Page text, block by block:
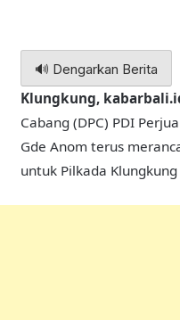
🔊 Dengarkan Berita
Klungkung,
Cabang (DPC) PDI
Gde Anom terus
untuk Pilkada